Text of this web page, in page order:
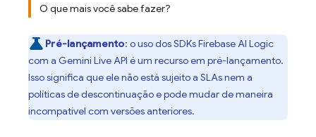
O que mais você sabe fazer?
Pré-lançamento: o uso dos SDKsFirebase AI Logic
com a Gemini Live API é um recurso em pré-lançamento.
Isso significa que ele não está sujeito a SLAs nem a
políticas de descontinuação e pode mudar de maneira
incompatível com versões anteriores.